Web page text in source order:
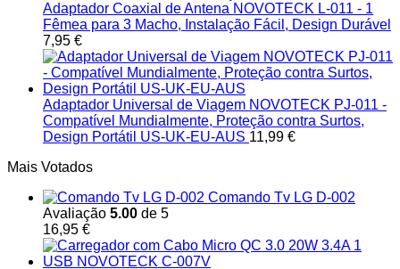
Adaptador Coaxial de Antena NOVOTECK L-011 - 1
Fêmea para 3 Macho, Instalação Fácil, Design Durável
7,95 €
Adaptador Universal de Viagem NOVOTECK PJ-011 -
Compatível Mundialmente, Proteção contra Surtos,
Design Portátil US-UK-EU-AUS 11,99 €
Mais Votados
Comando Tv LG D-002
Avaliação 5.00 de 5
16,95 €